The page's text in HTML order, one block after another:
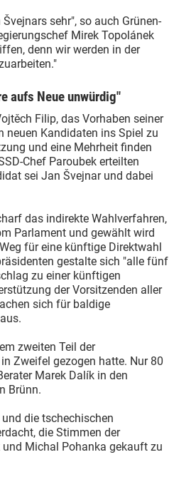
sehr", so auch Grünen-
Mirek Topolánek
denn wir werden in der
aufs Neue unwürdig"
Filip, das Vorhaben seiner
neuen Kandidaten ins Spiel zu
und eine Mehrheit finden
Chef Paroubek erteilten
sei Jan Švejnar und dabei
das indirekte Wahlverfahren,
Parlament und gewählt wird
für eine künftige Direktwahl
gestalte sich "alle fünf
zu einer künftigen
der Vorsitzenden aller
sich für baldige
zweiten Teil der
Zweifel gezogen hatte. Nur 80
Marek Dalík in den
Brünn.
die tschechischen
die Stimmen der
Michal Pohanka gekauft zu